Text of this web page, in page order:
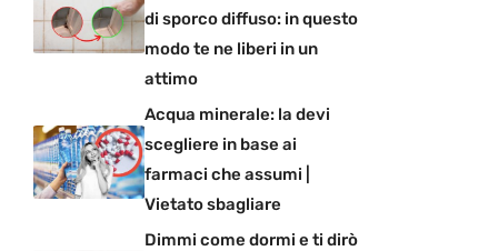
di sporco diffuso: in questo
modo te ne liberi in un
attimo
Acqua minerale: la devi
scegliere in base ai
farmaci che assumi |
Vietato sbagliare
Dimmi come dormi e ti dirò